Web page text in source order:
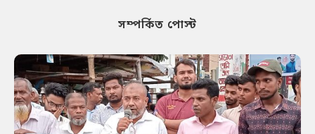
সম্পর্কিত পোস্ট